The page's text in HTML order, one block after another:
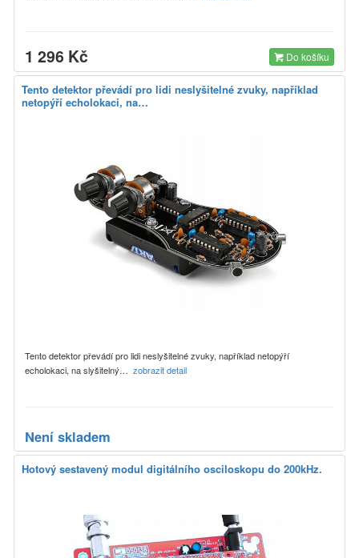
1 296 Kč Do košíku
Tento detektor převádí pro lidi neslyšitelné zvuky, například
netopýří echolokaci, na…
Tento detektor převádí pro lidi neslyšitelné zvuky, například netopýří
echolokaci, na slyšitelný… zobrazit detail
Není skladem
Hotový sestavený modul digitálního osciloskopu do 200kHz.